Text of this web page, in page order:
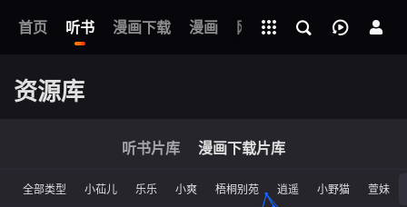
首页 听书 漫画下载 漫画 网址+
全部资源
资源库
听书片库 漫画下载片库
全部类型 小苮儿 乐乐 小爽 梧桐别苑 逍遥 小野猫 萱妹